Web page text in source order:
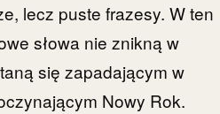
lecz puste frazesy. W ten
słowa nie znikną w
się zapadającym w
Nowy Rok.